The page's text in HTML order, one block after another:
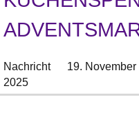
Nachricht
19. November
2025